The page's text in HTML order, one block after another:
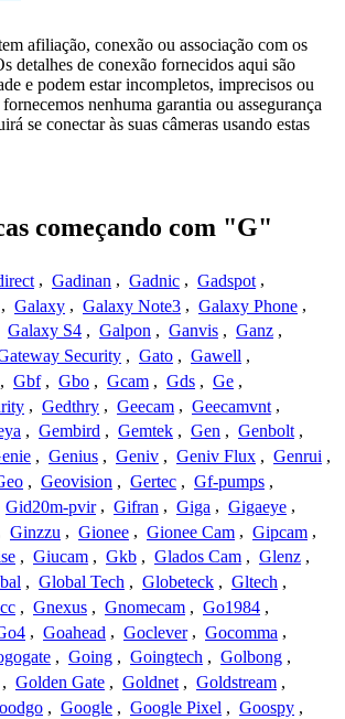
afiliação, conexão ou associação com os
detalhes de conexão fornecidos aqui são
e podem estar incompletos, imprecisos ou
nenhuma garantia ou assegurança
se conectar às suas câmeras usando estas
começando com "G"
, Gadinan , Gadnic , Gadspot ,
, Galaxy , Galaxy Note3 , Galaxy Phone ,
Galaxy S4 , Galpon , Ganvis , Ganz ,
Security , Gato , Gawell ,
, Gbf , Gbo , Gcam , Gds , Ge ,
, Gedthry , Geecam , Geecamvnt ,
, Gembird , Gemtek , Gen , Genbolt ,
, Genius , Geniv , Geniv Flux , Genrui ,
, Geovision , Gertec , Gf-pumps ,
Gid20m-pvir , Gifran , Giga , Gigaeye ,
Ginzzu , Gionee , Gionee Cam , Gipcam ,
, Giucam , Gkb , Glados Cam , Glenz ,
, Global Tech , Globeteck , Gltech ,
, Gnexus , Gnomecam , Go1984 ,
, Goahead , Goclever , Gocomma ,
, Going , Goingtech , Golbong ,
, Golden Gate , Goldnet , Goldstream ,
, Google , Google Pixel , Goospy ,